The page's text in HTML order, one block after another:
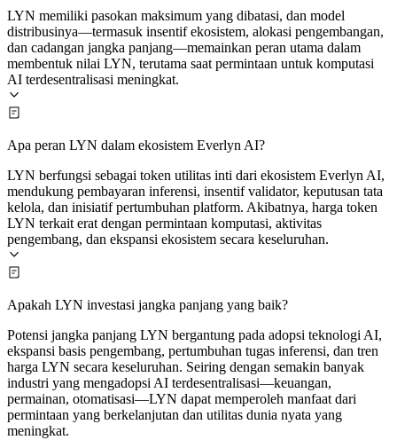
LYN memiliki pasokan maksimum yang dibatasi, dan model
distribusinya—termasuk insentif ekosistem, alokasi pengembangan,
dan cadangan jangka panjang—memainkan peran utama dalam
membentuk nilai LYN, terutama saat permintaan untuk komputasi
AI terdesentralisasi meningkat.
Apa peran LYN dalam ekosistem Everlyn AI?
LYN berfungsi sebagai token utilitas inti dari ekosistem Everlyn AI,
mendukung pembayaran inferensi, insentif validator, keputusan tata
kelola, dan inisiatif pertumbuhan platform. Akibatnya, harga token
LYN terkait erat dengan permintaan komputasi, aktivitas
pengembang, dan ekspansi ekosistem secara keseluruhan.
Apakah LYN investasi jangka panjang yang baik?
Potensi jangka panjang LYN bergantung pada adopsi teknologi AI,
ekspansi basis pengembang, pertumbuhan tugas inferensi, dan tren
harga LYN secara keseluruhan. Seiring dengan semakin banyak
industri yang mengadopsi AI terdesentralisasi—keuangan,
permainan, otomatisasi—LYN dapat memperoleh manfaat dari
permintaan yang berkelanjutan dan utilitas dunia nyata yang
meningkat.